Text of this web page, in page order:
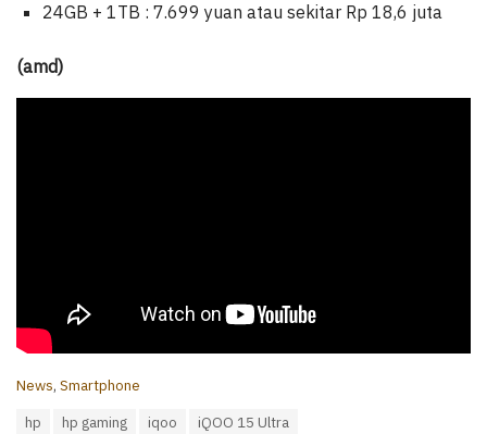
24GB + 1TB : 7.699 yuan atau sekitar Rp 18,6 juta
(amd)
C
News, Smartphone
hp hp gaming iqoo
iQOO 15 Ultra